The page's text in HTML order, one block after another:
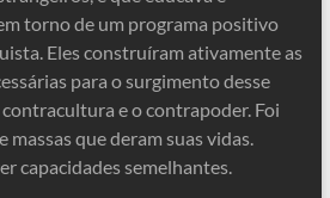
torno de um programa positivo
Eles construíram ativamente as
para o surgimento desse
e o contrapoder. Foi
massas que deram suas vidas.
capacidades semelhantes.